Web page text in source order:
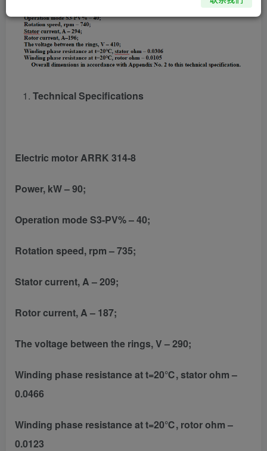
Technical Specifications
Electric motor ARRK 314-8
Power, kW – 90;
Operation mode S3-PV% – 40;
Rotation speed, rpm – 735;
Stator current, A – 209;
Rotor current, A – 187;
The voltage between the rings, V – 290;
Winding phase resistance at t=20℃, stator ohm –
0.0466
Winding phase resistance at t=20℃, rotor ohm –
0.0123